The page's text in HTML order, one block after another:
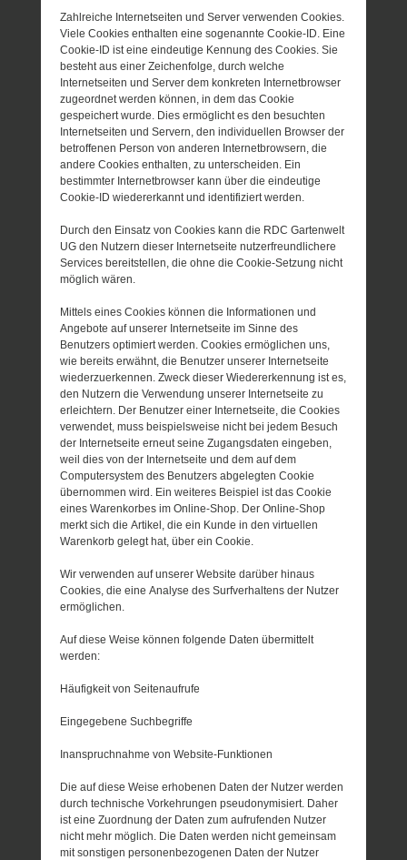
Zahlreiche Internetseiten und Server verwenden Cookies.
Viele Cookies enthalten eine sogenannte Cookie-ID. Eine
Cookie-ID ist eine eindeutige Kennung des Cookies. Sie
besteht aus einer Zeichenfolge, durch welche
Internetseiten und Server dem konkreten Internetbrowser
zugeordnet werden können, in dem das Cookie
gespeichert wurde. Dies ermöglicht es den besuchten
Internetseiten und Servern, den individuellen Browser der
betroffenen Person von anderen Internetbrowsern, die
andere Cookies enthalten, zu unterscheiden. Ein
bestimmter Internetbrowser kann über die eindeutige
Cookie-ID wiedererkannt und identifiziert werden.
Durch den Einsatz von Cookies kann die RDC Gartenwelt
UG den Nutzern dieser Internetseite nutzerfreundlichere
Services bereitstellen, die ohne die Cookie-Setzung nicht
möglich wären.
Mittels eines Cookies können die Informationen und
Angebote auf unserer Internetseite im Sinne des
Benutzers optimiert werden. Cookies ermöglichen uns,
wie bereits erwähnt, die Benutzer unserer Internetseite
wiederzuerkennen. Zweck dieser Wiedererkennung ist es,
den Nutzern die Verwendung unserer Internetseite zu
erleichtern. Der Benutzer einer Internetseite, die Cookies
verwendet, muss beispielsweise nicht bei jedem Besuch
der Internetseite erneut seine Zugangsdaten eingeben,
weil dies von der Internetseite und dem auf dem
Computersystem des Benutzers abgelegten Cookie
übernommen wird. Ein weiteres Beispiel ist das Cookie
eines Warenkorbes im Online-Shop. Der Online-Shop
merkt sich die Artikel, die ein Kunde in den virtuellen
Warenkorb gelegt hat, über ein Cookie.
Wir verwenden auf unserer Website darüber hinaus
Cookies, die eine Analyse des Surfverhaltens der Nutzer
ermöglichen.
Auf diese Weise können folgende Daten übermittelt
werden:
Häufigkeit von Seitenaufrufe
Eingegebene Suchbegriffe
Inanspruchnahme von Website-Funktionen
Die auf diese Weise erhobenen Daten der Nutzer werden
durch technische Vorkehrungen pseudonymisiert. Daher
ist eine Zuordnung der Daten zum aufrufenden Nutzer
nicht mehr möglich. Die Daten werden nicht gemeinsam
mit sonstigen personenbezogenen Daten der Nutzer